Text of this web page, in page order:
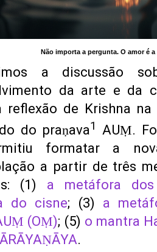
Não importa a pergunta. O amor é a
a discussão
da arte e da
reflexão de Krishna
do praṇava1 AUṂ.
formatar a
a partir de três
(1) a metáfora
do cisne; (3) a
(OṂ); (5) o mantra
.